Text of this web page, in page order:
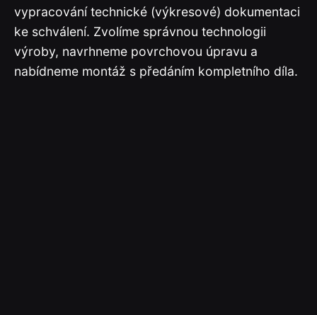
vypracování technické (výkresové) dokumentaci
ke schválení. Zvolíme správnou technologii
výroby, navrhneme povrchovou úpravu a
nabídneme montáž s předáním kompletního díla.